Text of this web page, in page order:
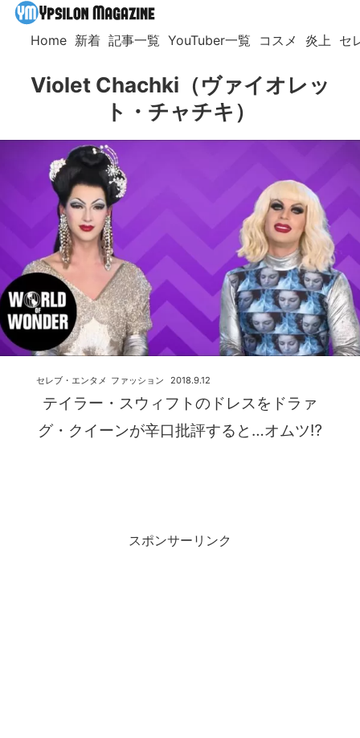
Home 新着 記事一覧 YouTuber一覧 コスメ 炎上 セ
Violet Chachki（ヴァイオレッ
ト・チャチキ）
テイラー・スウィフトのドレスをドラァ
グ・クイーンが辛口批評すると…オムツ⁉︎
2018.9.12
セレブ・エンタメ ファッション
スポンサーリンク